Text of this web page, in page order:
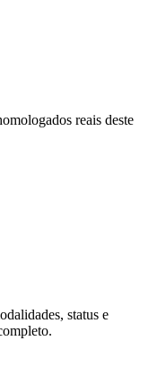
reais deste
status e